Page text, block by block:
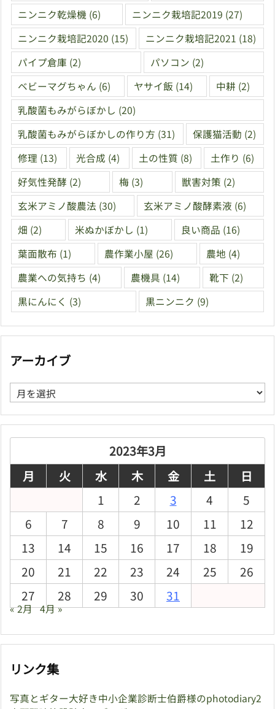
ニンニク乾燥機 (6) ニンニク栽培記2019 (27)
ニンニク栽培記2020 (15) ニンニク栽培記2021 (18)
パイプ倉庫 (2) パソコン (2)
ベビーマグちゃん (6) ヤサイ飯 (14) 中耕 (2)
乳酸菌もみがらぼかし (20)
乳酸菌もみがらぼかしの作り方 (31) 保護猫活動 (2)
修理 (13) 光合成 (4) 土の性質 (8) 土作り (6)
好気性発酵 (2) 梅 (3) 獣害対策 (2)
玄米アミノ酸農法 (30) 玄米アミノ酸酵素液 (6)
畑 (2) 米ぬかぼかし (1) 良い商品 (16)
葉面散布 (1) 農作業小屋 (26) 農地 (4)
農業への気持ち (4) 農機具 (14) 靴下 (2)
黒にんにく (3) 黒ニンニク (9)
アーカイブ
ア
ー
カ
2023年3月
月
火 水 木 金 土
日
1
2 3 4
5
6
7 8 9 10 11
12
13
14 15 16 17 18
19
20
21 22 23 24 25
26
27
28 29 30 31
« 2月 4月 »
リンク集
写真とギター大好き中小企業診断士伯爵様のphotodiary2